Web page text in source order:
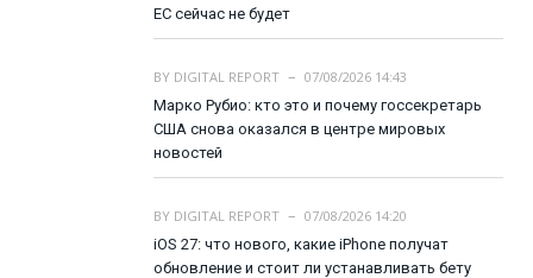
ЕС сейчас не будет
BY DIGITAL REPORT
07/08/2026 14:43
Марко Рубио: кто это и почему госсекретарь
США снова оказался в центре мировых
новостей
BY DIGITAL REPORT
07/08/2026 14:20
iOS 27: что нового, какие iPhone получат
обновление и стоит ли устанавливать бету